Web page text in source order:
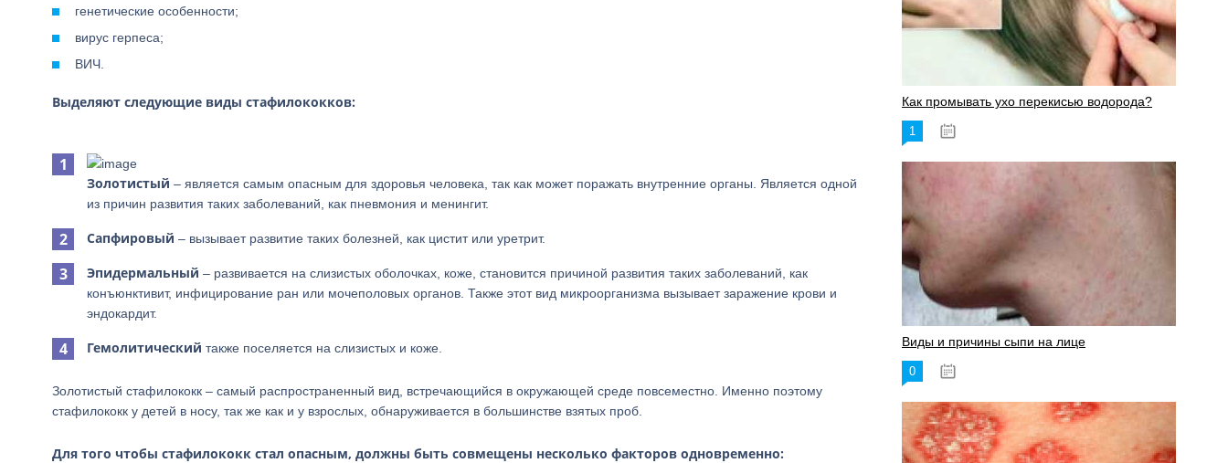
генетические особенности;
вирус герпеса;
ВИЧ.
Выделяют следующие виды стафилококков:
Золотистый – является самым опасным для здоровья человека, так как может поражать внутренние органы. Является одной
из причин развития таких заболеваний, как пневмония и менингит.
Сапфировый – вызывает развитие таких болезней, как цистит или уретрит.
Эпидермальный – развивается на слизистых оболочках, коже, становится причиной развития таких заболеваний, как
конъюнктивит, инфицирование ран или мочеполовых органов. Также этот вид микроорганизма вызывает заражение крови и
эндокардит.
Гемолитический также поселяется на слизистых и коже.
Золотистый стафилококк – самый распространенный вид, встречающийся в окружающей среде повсеместно. Именно поэтому
стафилококк у детей в носу, так же как и у взрослых, обнаруживается в большинстве взятых проб.
Для того чтобы стафилококк стал опасным, должны быть совмещены несколько факторов одновременно:
Как промывать ухо перекисью водорода?
1
Виды и причины сыпи на лице
0